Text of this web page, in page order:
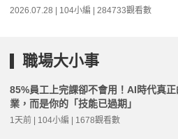
2026.07.28 | 104小編 | 284733觀看數
職場大小事
85%員工上完課卻不會用！AI時代真
業，而是你的「技能已過期」
1天前 | 104小編 | 1678觀看數